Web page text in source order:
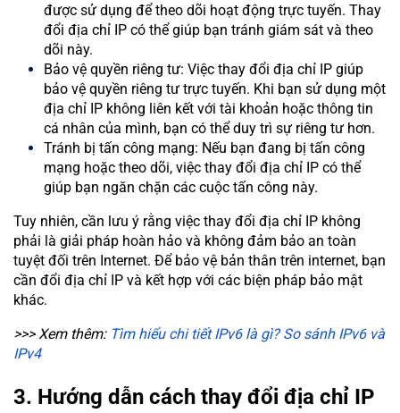
được sử dụng để theo dõi hoạt động trực tuyến. Thay
đổi địa chỉ IP có thể giúp bạn tránh giám sát và theo
dõi này.
Bảo vệ quyền riêng tư: Việc thay đổi địa chỉ IP giúp
bảo vệ quyền riêng tư trực tuyến. Khi bạn sử dụng một
địa chỉ IP không liên kết với tài khoản hoặc thông tin
cá nhân của mình, bạn có thể duy trì sự riêng tư hơn.
Tránh bị tấn công mạng: Nếu bạn đang bị tấn công
mạng hoặc theo dõi, việc thay đổi địa chỉ IP có thể
giúp bạn ngăn chặn các cuộc tấn công này.
Tuy nhiên, cần lưu ý rằng việc thay đổi địa chỉ IP không
phải là giải pháp hoàn hảo và không đảm bảo an toàn
tuyệt đối trên Internet. Để bảo vệ bản thân trên internet, bạn
cần đổi địa chỉ IP và kết hợp với các biện pháp bảo mật
khác.
>>> Xem thêm: Tìm hiểu chi tiết IPv6 là gì? So sánh IPv6 và
IPv4
3. Hướng dẫn cách thay đổi địa chỉ IP